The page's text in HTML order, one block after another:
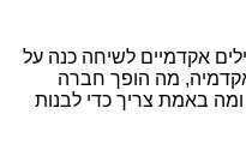
אקדמיים לשיחה כנה על
מה הופך חברה
באמת צריך כדי לבנות